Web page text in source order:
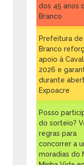
dos 45 anos
Branco
Prefeitura de
Branco
apoio à
2026 e
durante
Expoacre
Posso
do sorteio?
regras para
concorrer a
moradias do